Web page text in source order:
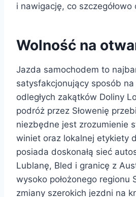
i nawigację, co szczegółowo
Wolność na
Jazda samochodem to
satysfakcjonujący sposób
odległych zakątków Doliny
podróż przez Słowenię
niezbędne jest zrozumienie
winiet oraz lokalnej etykiety
posiada doskonałą sieć
Lublanę, Bled i granicę z
wysoko położonego regionu
zmiany szerokich jezdni na